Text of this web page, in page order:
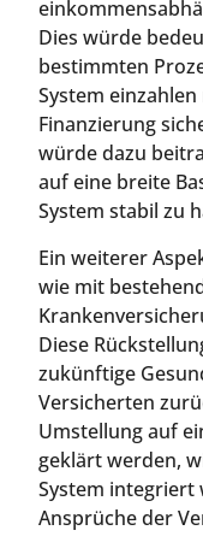
Dies würde
bestimmten
System
Finanzierung
würde dazu
auf eine breite
System stabil zu
Ein weiterer
wie mit
Diese
zukünftige
Versicherten
Umstellung auf
geklärt werden,
System integriert
Ansprüche der